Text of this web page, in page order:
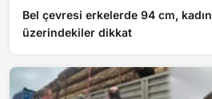
Bel çevresi erkelerde 94 cm,
üzerindekiler dikkat